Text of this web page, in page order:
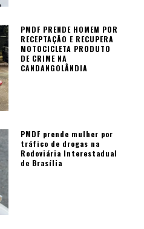
PMDF PRENDE HOMEM POR
RECEPTAÇÃO E RECUPERA
MOTOCICLETA PRODUTO
DE CRIME NA
CANDANGOLÂNDIA
PMDF prende mulher por
tráfico de drogas na
Rodoviária Interestadual
de Brasília